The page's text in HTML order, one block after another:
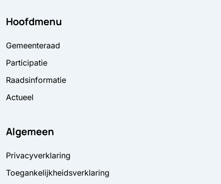
Hoofdmenu
Gemeenteraad
Participatie
Raadsinformatie
Actueel
Algemeen
Privacyverklaring
Toegankelijkheidsverklaring